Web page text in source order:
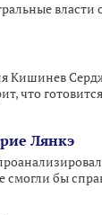
власти
Кишинев
что
Лянкэ
бы